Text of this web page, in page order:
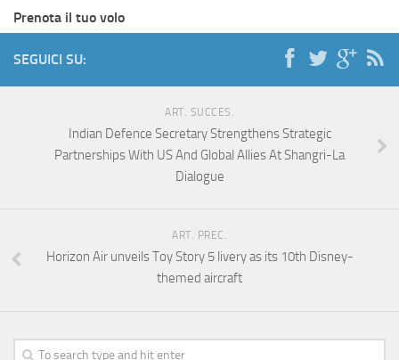
Prenota il tuo volo
SEGUICI SU:
ART. SUCCES.
Indian Defence Secretary Strengthens Strategic
Partnerships With US And Global Allies At Shangri-La
Dialogue
ART. PREC.
Horizon Air unveils Toy Story 5 livery as its 10th Disney-
themed aircraft